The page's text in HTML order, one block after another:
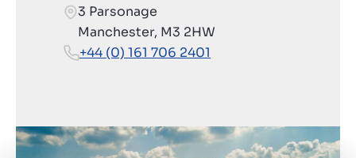
3 Parsonage
Manchester, M3 2HW
+44 (0) 161 706 2401